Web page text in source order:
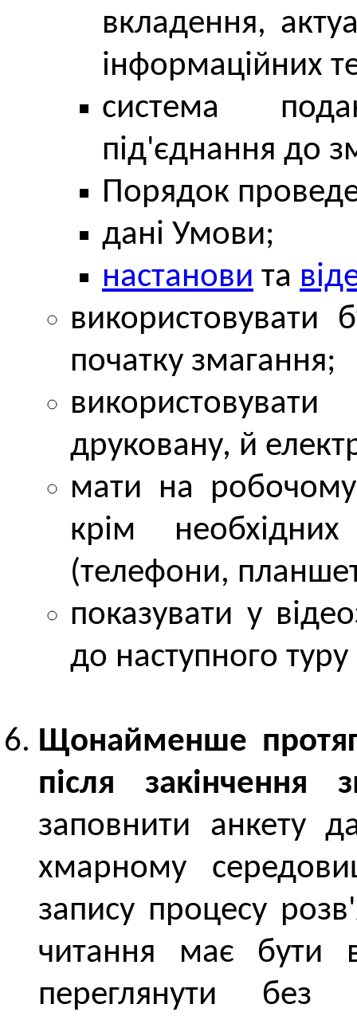
вкладення,
інформаційних
система
під'єднання до
Порядок
дані Умови;
настанови та
використовувати
початку змагання;
друковану, й
мати на робочому
крім
(телефони,
показувати у
до наступного
Щонайменше
після закінчення
заповнити анкету
хмарному
запису процесу
читання має бути
переглянути